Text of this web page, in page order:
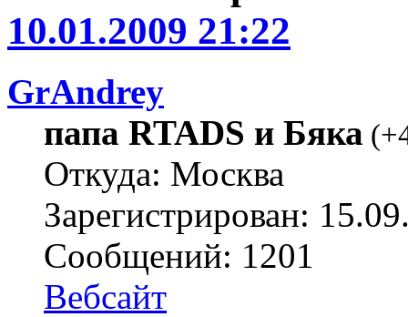
10.01.2009 21:22
GrAndrey
папа RTADS и Бяка (
Откуда: Москва
Зарегистрирован:
Сообщений: 1201
Вебсайт